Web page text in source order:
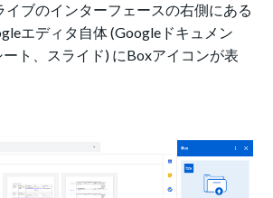
イブのインターフェースの右側にある
エディタ自体 (Googleドキュメン
ート、スライド) にBoxアイコンが表